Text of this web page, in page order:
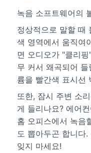
녹음 소프트웨어의
정상적으로 말할 때
색 영역에서 움직여
면 오디오가 "클리
무 커서 왜곡되어
륨을 빨간색 표시선
또한, 잠시 주변 소
게 들리나요? 에어
홈 오피스에서 녹음
도 뽑아두곤 합니다
잊지 마세요!